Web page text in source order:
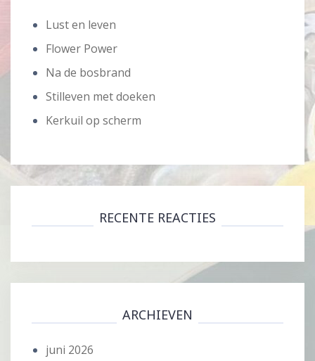
Lust en leven
Flower Power
Na de bosbrand
Stilleven met doeken
Kerkuil op scherm
RECENTE REACTIES
ARCHIEVEN
juni 2026